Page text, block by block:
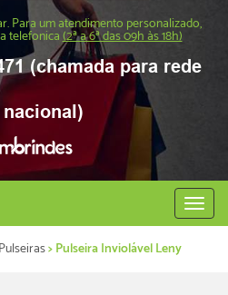
Para um atendimento personalizado,
telefonica(2ª a 6ª das 09h às 18h)
(chamada para rede
Abrir
menu
Pulseiras> Pulseira Inviolável Leny